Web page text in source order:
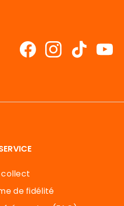
collect
de fidélité